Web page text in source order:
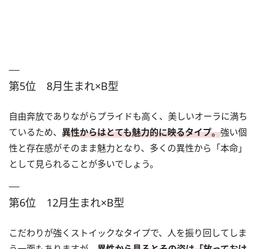
第5位 8月生まれ×B型
自由奔放でありながらプライドも高く、美しいオーラに満ち
ているため、 異性からはとても魅力的に映るタイプ。強い個
性と存在感がそのまま魅力となり、多くの異性から「本命」
として見られることが多いでしょう。
第6位 12月生まれ×B型
こだわりが強くストイックなタイプで、人を振り回してしま